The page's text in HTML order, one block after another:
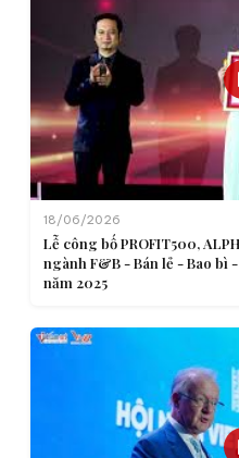
18/06/2026
Lễ công bố PROFIT500,
ngành F&B - Bán lẻ - Bao bì
năm 2025